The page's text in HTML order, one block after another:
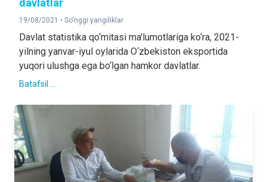
davlatlar
19/08/2021 • So'nggi yangiliklar
Davlat statistika qo‘mitasi ma'lumotlariga ko‘ra, 2021-
yilning yanvar-iyul oylarida O‘zbekiston eksportida
yuqori ulushga ega bo‘lgan hamkor davlatlar.
Batafsil ...